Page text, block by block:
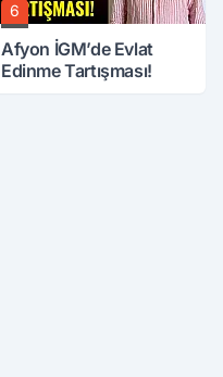
6
Afyon İGM’de Evlat
Edinme Tartışması!